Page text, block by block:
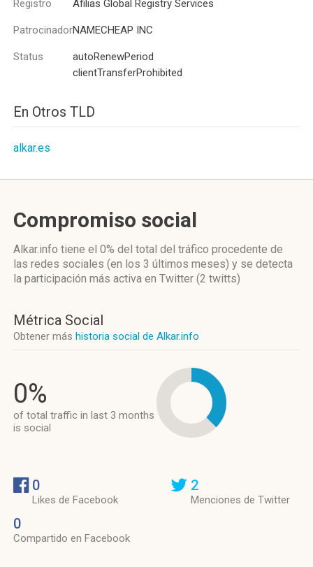
Registro Afilias Global Registry Services
PatrocinadorNAMECHEAP INC
Status
autoRenewPeriod
clientTransferProhibited
En Otros TLD
alkar.es
Compromiso social
Alkar.info tiene el 0% del total del tráfico procedente de
las redes sociales (en los 3 últimos meses) y se detecta
la participación más activa en Twitter (2 twitts)
Métrica Social
Obtener más historia social de Alkar.info
0%
of total traffic in last 3 months
is social
0
Likes de Facebook
0
Compartido en Facebook
2
Menciones de Twitter